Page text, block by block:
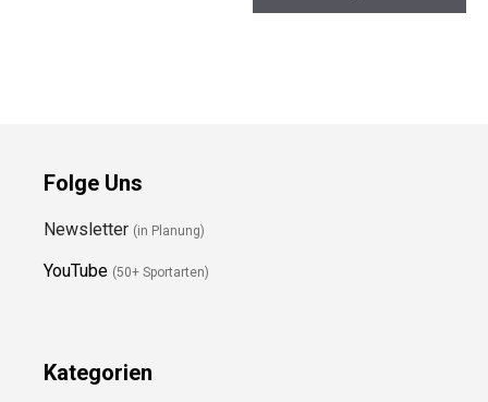
Folge Uns
Newsletter (in Planung)
YouTube (50+ Sportarten)
Kategorien